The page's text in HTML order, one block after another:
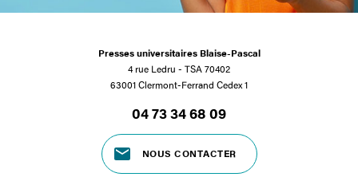
Presses universitaires Blaise-Pascal
4 rue Ledru - TSA 70402
63001 Clermont-Ferrand Cedex 1
04 73 34 68 09
NOUS CONTACTER